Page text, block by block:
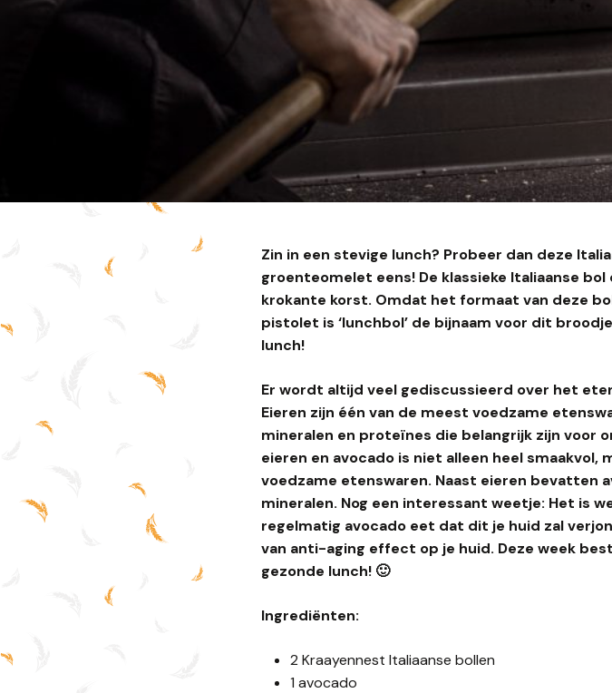
Zin in een stevige lunch? Probeer dan deze
groenteomelet eens! De klassieke Italiaanse
krokante korst. Omdat het formaat van deze
pistolet is ‘lunchbol’ de bijnaam voor dit
lunch!
Er wordt altijd veel gediscussieerd over het
Eieren zijn één van de meest voedzame
mineralen en proteïnes die belangrijk zijn voor
eieren en avocado is niet alleen heel
voedzame etenswaren. Naast eieren bevatten
mineralen. Nog een interessant weetje: Het is
regelmatig avocado eet dat dit je huid zal
van anti-aging effect op je huid. Deze week
gezonde lunch! 🙂
Ingrediënten:
2 Kraayennest Italiaanse bollen
1 avocado